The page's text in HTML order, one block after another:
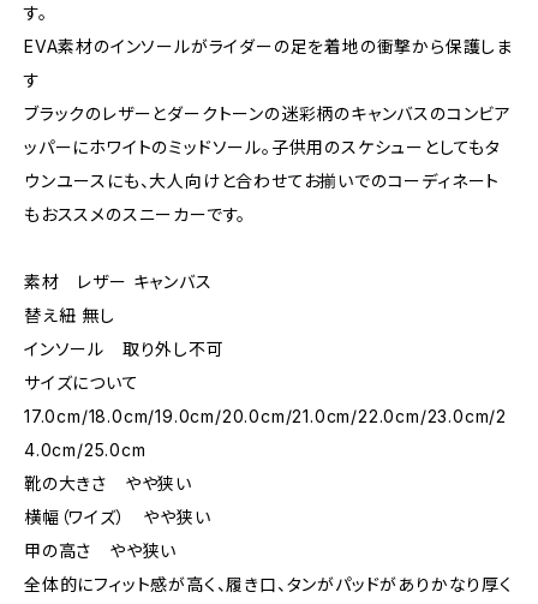
す。
EVA素材のインソールがライダーの足を着地の衝撃から保護しま
す
ブラックのレザーとダークトーンの迷彩柄のキャンバスのコンビア
ッパーにホワイトのミッドソール。子供用のスケシューとしてもタ
ウンユースにも、大人向けと合わせてお揃いでのコーディネート
もおススメのスニーカーです。
素材 レザー キャンバス
替え紐 無し
インソール 取り外し不可
サイズについて
17.0cm/18.0cm/19.0cm/20.0cm/21.0cm/22.0cm/23.0cm/2
4.0cm/25.0cm
靴の大きさ やや狭い
横幅（ワイズ） やや狭い
甲の高さ やや狭い
全体的にフィット感が高く、履き口、タンがパッドがありかなり厚く